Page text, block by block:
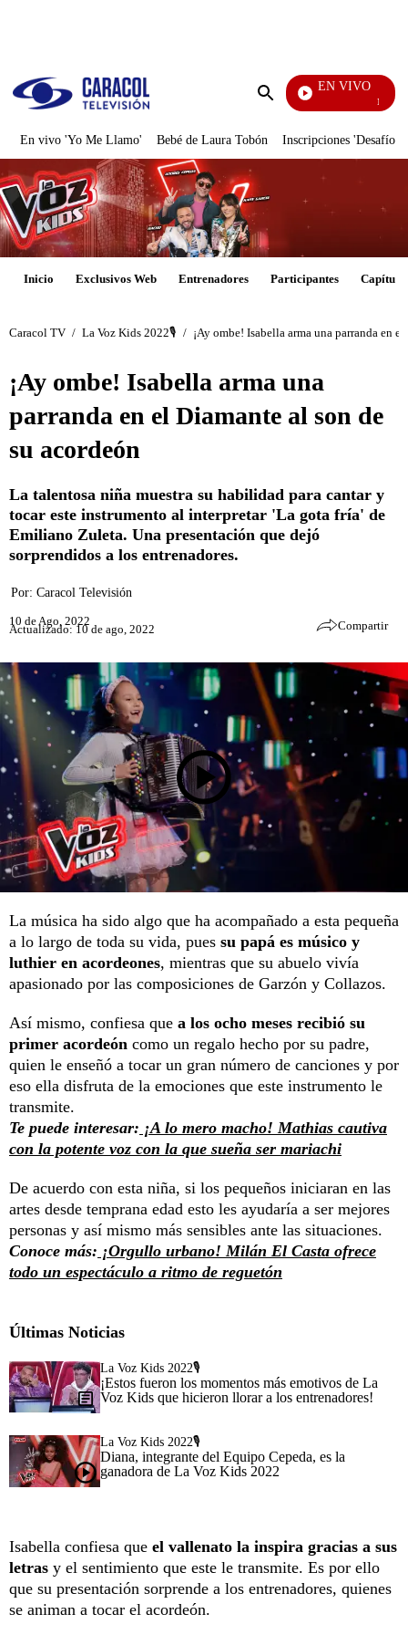
Enviar
EN VIVO
Noches
En vivo 'Yo Me Llamo' Bebé de Laura Tobón Inscripciones 'Desafío'
Inicio Exclusivos Web Entrenadores Participantes
Caracol TV / La Voz Kids 2022🎙️ / ¡Ay ombe! Isabella arma una parranda en
¡Ay ombe! Isabella arma una
parranda en el Diamante al son de
su acordeón
La talentosa niña muestra su habilidad para cantar y
tocar este instrumento al interpretar 'La gota fría' de
Emiliano Zuleta. Una presentación que dejó
sorprendidos a los entrenadores.
Por: Caracol Televisión
10 de Ago, 2022
Actualizado: 10 de ago, 2022 Compartir
La música ha sido algo que ha acompañado a esta pequeña
a lo largo de toda su vida, pues su papá es músico y
luthier en acordeones, mientras que su abuelo vivía
apasionado por las composiciones de Garzón y Collazos.
Así mismo, confiesa que a los ocho meses recibió su
primer acordeón como un regalo hecho por su padre,
quien le enseñó a tocar un gran número de canciones y por
eso ella disfruta de la emociones que este instrumento le
transmite.
Te puede interesar: ¡A lo mero macho! Mathias cautiva
con la potente voz con la que sueña ser mariachi
De acuerdo con esta niña, si los pequeños iniciaran en las
artes desde temprana edad esto les ayudaría a ser mejores
personas y así mismo más sensibles ante las situaciones.
Conoce más: ¡Orgullo urbano! Milán El Casta ofrece
todo un espectáculo a ritmo de reguetón
Últimas Noticias
La Voz Kids 2022🎙️
¡Estos fueron los momentos más emotivos de La
Voz Kids que hicieron llorar a los entrenadores!
La Voz Kids 2022🎙️
Diana, integrante del Equipo Cepeda, es la
ganadora de La Voz Kids 2022
Isabella confiesa que el vallenato la inspira gracias a sus
letras y el sentimiento que este le transmite. Es por ello
que su presentación sorprende a los entrenadores, quienes
se animan a tocar el acordeón.